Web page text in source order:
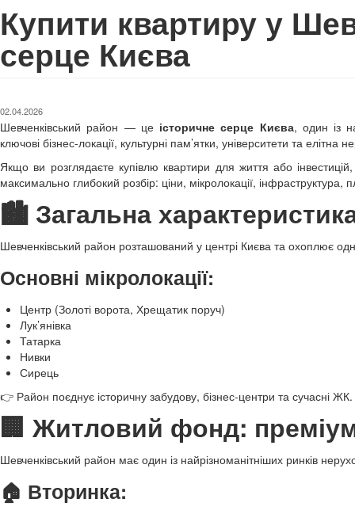
Купити квартиру у
серце Києва
02.04.2026
Шевченківський район — це історичне серце Києва, один із
ключові бізнес-локації, культурні пам’ятки, університети та елітна
Якщо ви розглядаєте купівлю квартири для життя або
максимально глибокий розбір: ціни, мікролокації,
🏙️ Загальна
Шевченківський район розташований у центрі Києва та охоплює
Основні мікролокації:
Центр (Золоті ворота, Хрещатик поруч)
Лук’янівка
Татарка
Нивки
Сирець
👉 Район поєднує історичну забудову, бізнес-центри та сучасні ЖК.
🏢 Житловий фонд:
Шевченківський район має один із найрізноманітніших ринків
🏠 Вторинка: